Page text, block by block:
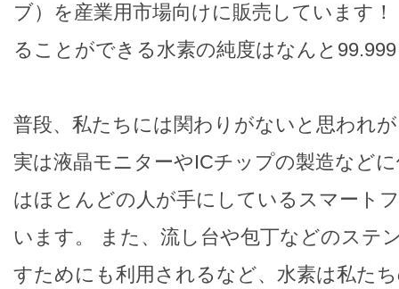
ブ）を産業用市場向けに販売しています
ることができる水素の純度はなんと
普段、私たちには関わりがないと思われが
実は液晶モニターやICチップの製造など
はほとんどの人が手にしているスマート
います。 また、流し台や包丁などのステ
すためにも利用されるなど、水素は私た